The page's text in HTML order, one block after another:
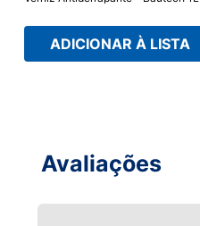
ADICIONAR À LISTA
Avaliações